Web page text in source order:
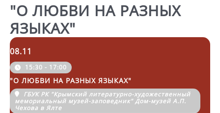
"О ЛЮБВИ НА РАЗНЫХ
ЯЗЫКАХ"
08.11
15:30 - 17:00
"О ЛЮБВИ НА РАЗНЫХ ЯЗЫКАХ"
ГБУК РК "Крымский литературно-художественный
мемориальный музей-заповедник" Дом-музей А.П.
Чехова в Ялте